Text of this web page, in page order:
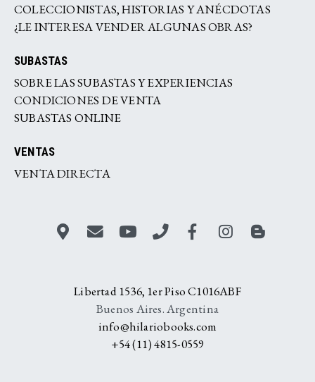
COLECCIONISTAS, HISTORIAS Y ANÉCDOTAS
¿LE INTERESA VENDER ALGUNAS OBRAS?
SUBASTAS
SOBRE LAS SUBASTAS Y EXPERIENCIAS
CONDICIONES DE VENTA
SUBASTAS ONLINE
VENTAS
VENTA DIRECTA
Libertad 1536, 1er Piso C1016ABF
Buenos Aires. Argentina
info@hilariobooks.com
+54 (11) 4815-0559